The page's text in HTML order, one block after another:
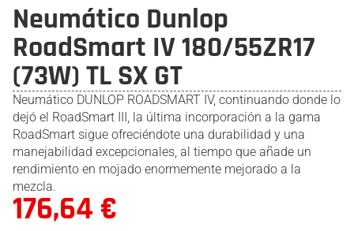
Neumático Dunlop
RoadSmart IV 180/55ZR17
(73W) TL SX GT
Neumático DUNLOP ROADSMART IV, continuando donde lo
dejó el RoadSmart III, la última incorporación a la gama
RoadSmart sigue ofreciéndote una durabilidad y una
manejabilidad excepcionales, al tiempo que añade un
rendimiento en mojado enormemente mejorado a la
mezcla.
176,64€